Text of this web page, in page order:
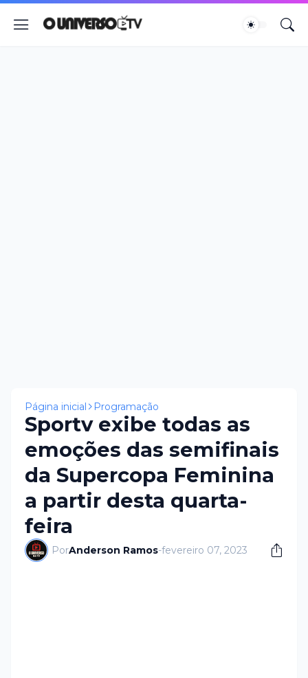
Página inicial Programação
Sportv exibe todas as
emoções das semifinais
da Supercopa Feminina
a partir desta quarta-
feira
PorAnderson Ramos-fevereiro 07, 2023